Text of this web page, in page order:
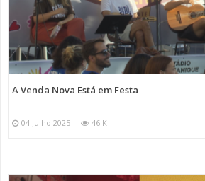
A Venda Nova Está em Festa
04 Julho 2025 46 K